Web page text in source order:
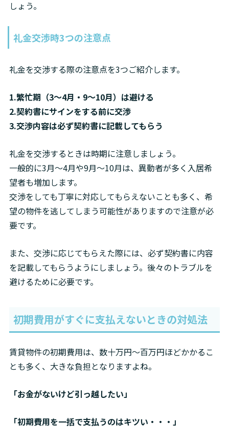
しょう。
礼金交渉時3つの注意点
礼金を交渉する際の注意点を3つご紹介します。
1.繁忙期（3〜4月・9〜10月）は避ける
2.契約書にサインをする前に交渉
3.交渉内容は必ず契約書に記載してもらう
礼金を交渉するときは時期に注意しましょう。
一般的に3月～4月や9月～10月は、異動者が多く入居希
望者も増加します。
交渉をしても丁寧に対応してもらえないことも多く、希
望の物件を逃してしまう可能性がありますので注意が必
要です。
また、交渉に応じてもらえた際には、必ず契約書に内容
を記載してもらうようにしましょう。後々のトラブルを
避けるために必要です。
初期費用がすぐに支払えないときの対処法
賃貸物件の初期費用は、数十万円〜百万円ほどかかるこ
とも多く、大きな負担となりますよね。
「お金がないけど引っ越したい」
「初期費用を一括で支払うのはキツい・・・」